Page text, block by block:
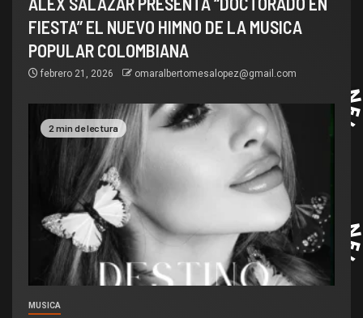
FIESTA” EL NUEVO HIMNO DE LA MUSICA
POPULAR COLOMBIANA
febrero 21, 2026 omaralbertomesalopez@gmail.com
2 min de lectura
MUSICA